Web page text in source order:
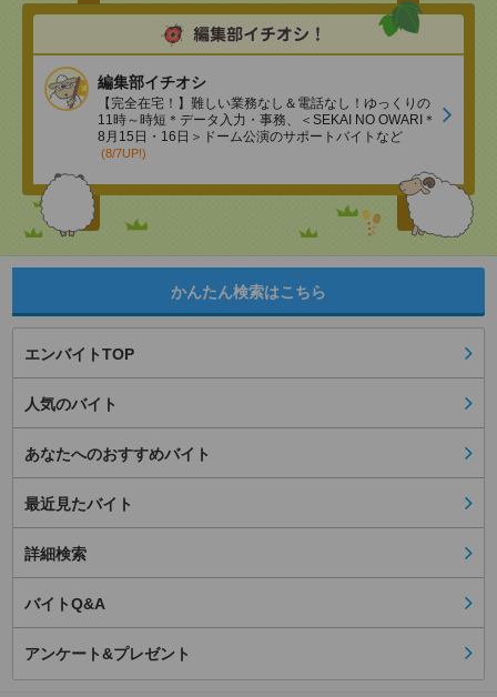
編集部イチオシ
【完全在宅！】難しい業務なし＆電話なし！ゆっくりの
11時～時短＊データ入力・事務、＜SEKAI NO OWARI＊
8月15日・16日＞ドーム公演のサポートバイトなど
(8/7UP!)
かんたん検索はこちら
エンバイトTOP
人気のバイト
あなたへのおすすめバイト
最近見たバイト
詳細検索
バイトQ&A
アンケート&プレゼント